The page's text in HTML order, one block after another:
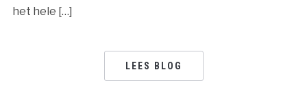
het hele […]
LEES BLOG